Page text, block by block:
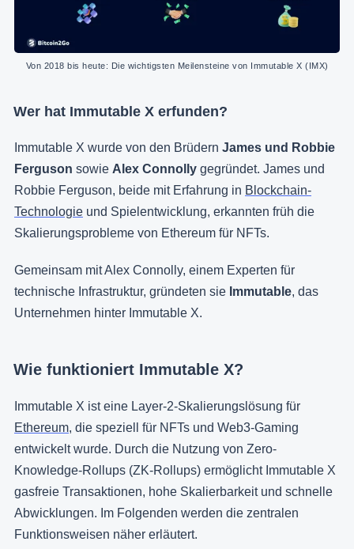
Von 2018 bis heute: Die wichtigsten Meilensteine von Immutable X (IMX)
Wer hat Immutable X erfunden?
Immutable X wurde von den Brüdern James und Robbie
Ferguson sowie Alex Connolly gegründet. James und
Robbie Ferguson, beide mit Erfahrung in Blockchain-
Technologie und Spielentwicklung, erkannten früh die
Skalierungsprobleme von Ethereum für NFTs.
Gemeinsam mit Alex Connolly, einem Experten für
technische Infrastruktur, gründeten sie Immutable, das
Unternehmen hinter Immutable X.
Wie funktioniert Immutable X?
Immutable X ist eine Layer-2-Skalierungslösung für
Ethereum, die speziell für NFTs und Web3-Gaming
entwickelt wurde. Durch die Nutzung von Zero-
Knowledge-Rollups (ZK-Rollups) ermöglicht Immutable X
gasfreie Transaktionen, hohe Skalierbarkeit und schnelle
Abwicklungen. Im Folgenden werden die zentralen
Funktionsweisen näher erläutert.